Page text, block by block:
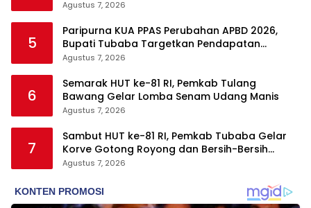
Agustus 7, 2026
5
Paripurna KUA PPAS Perubahan APBD 2026,
Bupati Tubaba Targetkan Pendapatan
Daerah Rp820,3 Miliar
Agustus 7, 2026
6
Semarak HUT ke-81 RI, Pemkab Tulang
Bawang Gelar Lomba Senam Udang Manis
Agustus 7, 2026
7
Sambut HUT ke-81 RI, Pemkab Tubaba Gelar
Korve Gotong Royong dan Bersih-Bersih
Serentak
Agustus 7, 2026